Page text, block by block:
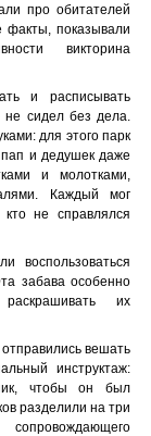
про обитателей
факты, показывали
викторина
и расписывать
не сидел без дела.
для этого парк
и дедушек даже
и молотками,
Каждый мог
не справлялся
воспользоваться
забава особенно
их
вешать
инструктаж:
чтобы он был
разделили на три